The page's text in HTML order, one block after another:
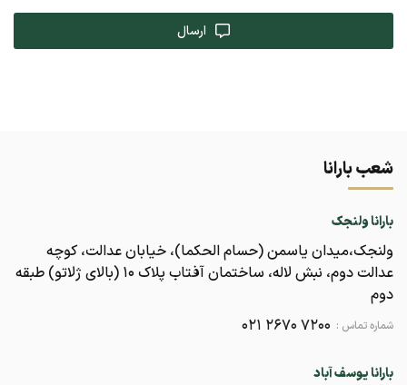
ارسال
شعب بارانا
بارانا ولنجک
ولنجک،میدان یاسمن (حسام الحکما)، خیابان عدالت، کوچه
عدالت دوم، نبش لاله، ساختمان آفتاب پلاک ۱۰ (بالای ژلاتو) طبقه
دوم
شماره تماس : 021 2670 7200
بارانا یوسف آباد